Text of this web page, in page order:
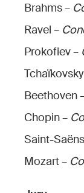
Brahms –
Ravel –
Prokofiev –
Beethoven
Chopin –
Saint-
Mozart –